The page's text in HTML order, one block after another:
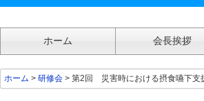
第2回 災害時における摂食嚥下支援活動のための
テーション支援協会（JRAT））
ホーム 会長挨拶
ホーム > 研修会 > 第2回 災害時における摂食嚥下支